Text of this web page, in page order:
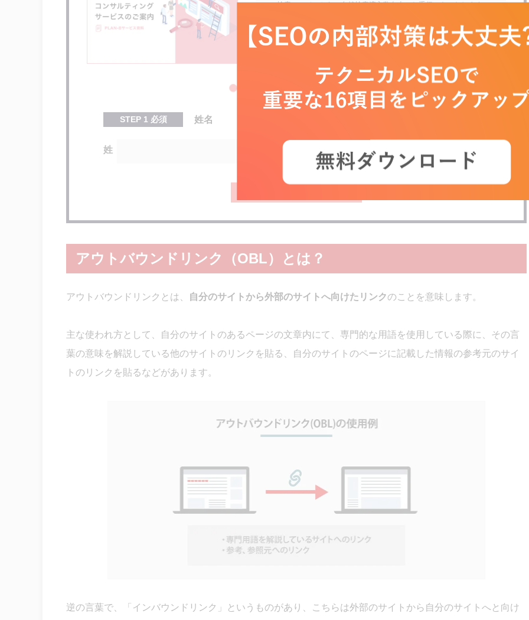
い、検索エンジンからの自然検索流入数向上のお手伝いをいたします。
※フォーム送信後、メールにて資料をお送りいたします。
STEP 1 必須 姓名
姓
アウトバウンドリンク（OBL）とは？
アウトバウンドリンクとは、 自分のサイトから外部のサイトへ向けたリンクのことを意味します。
主な使われ方として、自分のサイトのあるページの文章内にて、専門的な用語を使用している際に、その言
葉の意味を解説している他のサイトのリンクを貼る、自分のサイトのページに記載した情報の参考元のサイ
トのリンクを貼るなどがあります。
逆の言葉で、「インバウンドリンク」というものがあり、こちらは外部のサイトから自分のサイトへと向け